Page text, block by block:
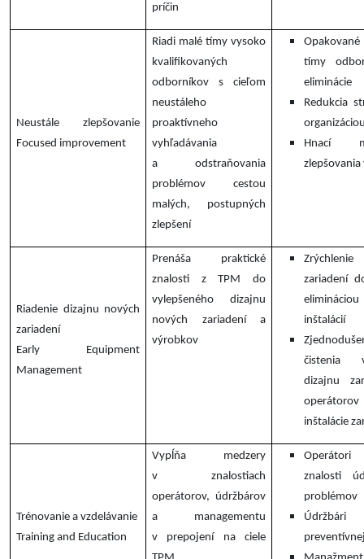
príčin
Neustále zlepšovanie
Focused improvement
Riadi malé tímy vysoko
kvalifikovaných
odborníkov s cieľom
neustáleho
proaktívneho
vyhľadávania
a odstraňovania
problémov cestou
malých, postupných
zlepšení
tímy
eliminácie
Redukcia
Hnací
Riadenie dizajnu nových
zariadení
Early Equipment
Management
Prenáša praktické
znalosti z TPM do
vylepšeného dizajnu
nových zariadení a
výrobkov
zariadení
inštalácií
čistenia
dizajnu
inštalácie
Trénovanie a vzdelávanie
Training and Education
Vypĺňa medzery
v znalostiach
operátorov, údržbárov
a managementu
v prepojení na ciele
znalosti
problémov